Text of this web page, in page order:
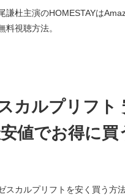
謙杜主演のHOMESTAYは
料視聴方法。
カルプリフト
値でお得に買
スカルプリフトを安く買う方